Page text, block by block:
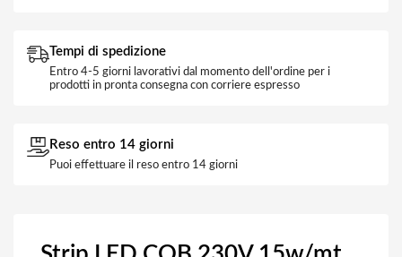
Tempi di spedizione
Entro 4-5 giorni lavorativi dal momento dell'ordine per i
prodotti in pronta consegna con corriere espresso
Reso entro 14 giorni
Puoi effettuare il reso entro 14 giorni